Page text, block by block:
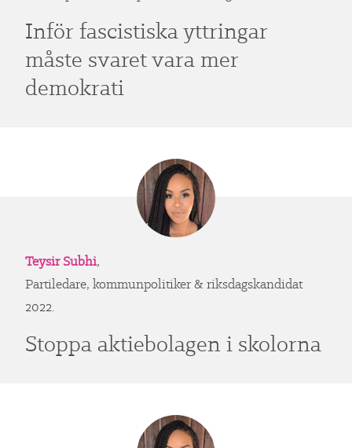
Inför fascistiska yttringar
måste svaret vara mer
demokrati
Teysir Subhi,
Partiledare, kommunpolitiker & riksdagskandidat
2022.
Stoppa aktiebolagen i skolorna